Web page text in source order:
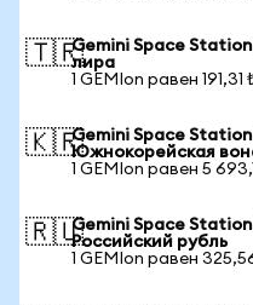
🇹🇷Gemini Space
лира
1 GEMIon равен 191,31
🇰🇷Gemini Space
Южнокорейская
1 GEMIon равен 5
🇷🇺Gemini Space
Российский рубль
1 GEMIon равен